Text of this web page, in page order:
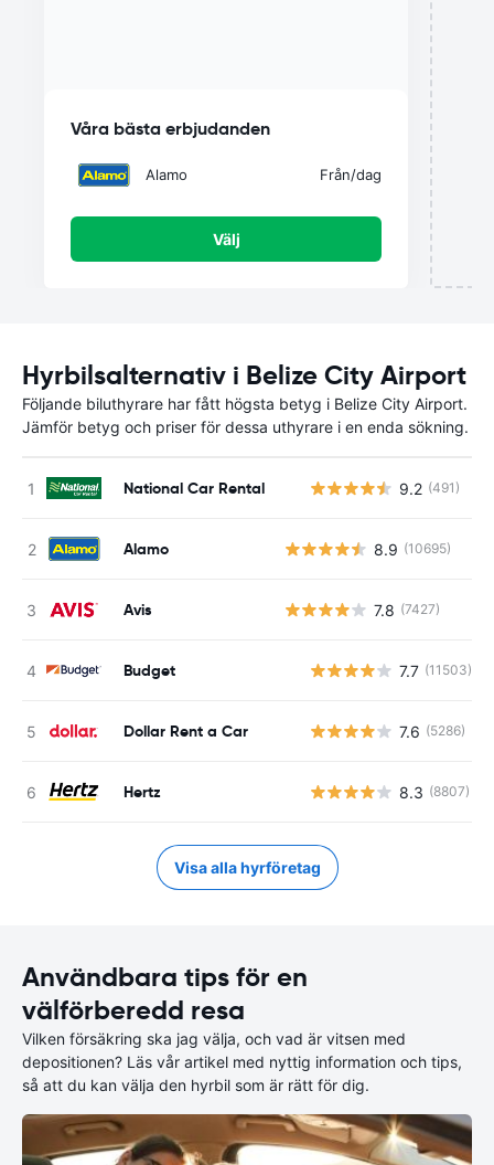
Våra bästa erbjudanden
Alamo Från/dag
Välj
Hyrbilsalternativ i Belize City Airport
Följande biluthyrare har fått högsta betyg i Belize City Airport.
Jämför betyg och priser för dessa uthyrare i en enda sökning.
National Car Rental 9.2 (491)
Alamo 8.9 (10695)
Avis 7.8 (7427)
Budget 7.7 (11503)
Dollar Rent a Car 7.6 (5286)
Hertz 8.3 (8807)
Visa alla hyrföretag
Användbara tips för en
välförberedd resa
Vilken försäkring ska jag välja, och vad är vitsen med
depositionen? Läs vår artikel med nyttig information och tips,
så att du kan välja den hyrbil som är rätt för dig.